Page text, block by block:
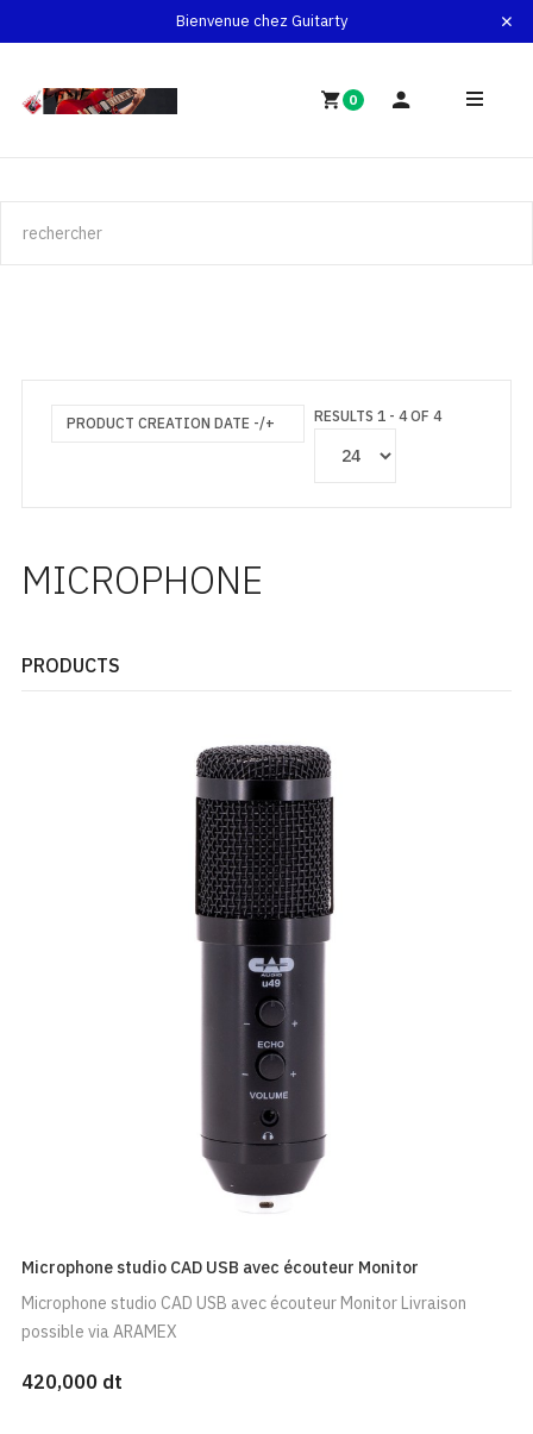
Bienvenue chez Guitarty
0
PRODUCT CREATION DATE -/+ RESULTS 1 - 4 OF 4
MICROPHONE
PRODUCTS
Microphone studio CAD USB avec écouteur Monitor
Microphone studio CAD USB avec écouteur Monitor Livraison
possible via ARAMEX
420,000 dt